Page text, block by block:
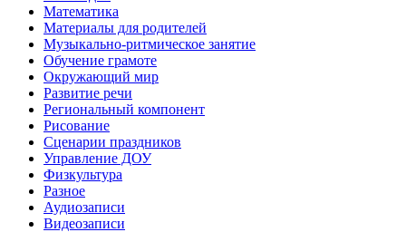
Математика
Материалы для родителей
Музыкально-ритмическое занятие
Обучение грамоте
Окружающий мир
Развитие речи
Региональный компонент
Рисование
Сценарии праздников
Управление ДОУ
Физкультура
Разное
Аудиозаписи
Видеозаписи